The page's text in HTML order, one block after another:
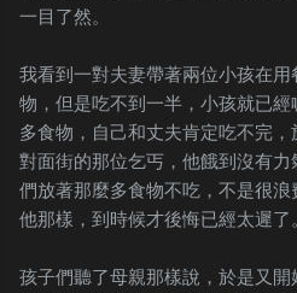
一目了然。
我看到一對夫妻帶著兩位小孩在
物，但是吃不到一半，小孩就已
多食物，自己和丈夫肯定吃不完
對面街的那位乞丐，他餓到沒有
們放著那麼多食物不吃，不是很
他那樣，到時候才後悔已經太遲了。
孩子們聽了母親那樣說，於是又